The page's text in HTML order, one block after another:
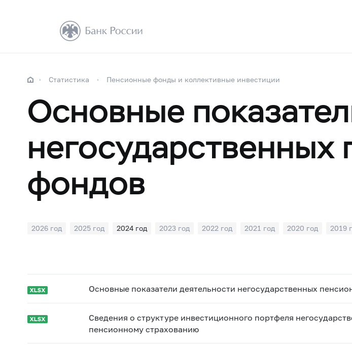
Статистика Пенсионные фонды и коллективные инвестиции
Основные
фондов
2026 год 2025 год 2024 год 2023 год 2022 год 2021 год 2020 год 2019
Основные показатели деятельности негосударственных
Сведения о структуре инвестиционного портфеля
пенсионному страхованию